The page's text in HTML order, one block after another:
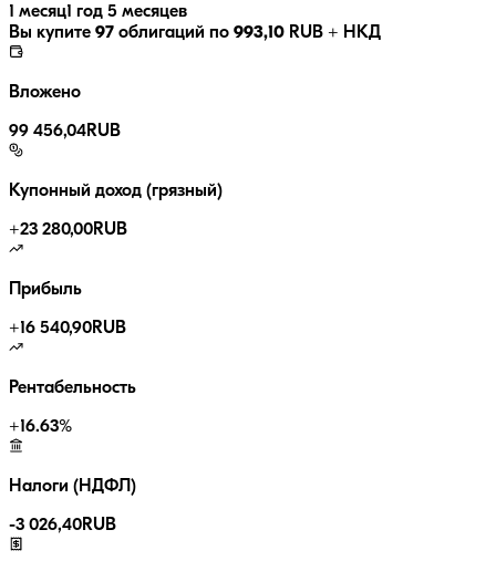
1 месяц1 год 5 месяцев
Вы купите 97 облигаций по 993,10 RUB + НКД
Вложено
99 456,04RUB
Купонный доход (грязный)
+23 280,00RUB
Прибыль
+16 540,90RUB
Рентабельность
+16.63%
Налоги (НДФЛ)
-3 026,40RUB